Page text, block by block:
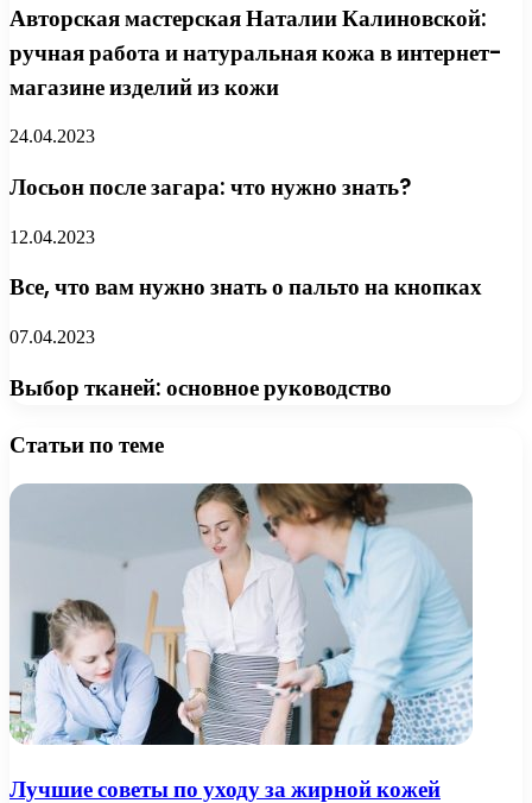
Авторская мастерская Наталии Калиновской:
ручная работа и натуральная кожа в интернет-
магазине изделий из кожи
24.04.2023
Лосьон после загара: что нужно знать?
12.04.2023
Все, что вам нужно знать о пальто на кнопках
07.04.2023
Выбор тканей: основное руководство
Статьи по теме
Лучшие советы по уходу за жирной кожей